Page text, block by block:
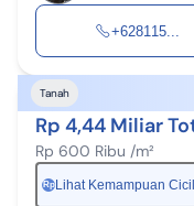
+628115...
Tanah
Rp 4,44 Miliar
Rp 600 Ribu /m²
Rp Lihat Kemampuan